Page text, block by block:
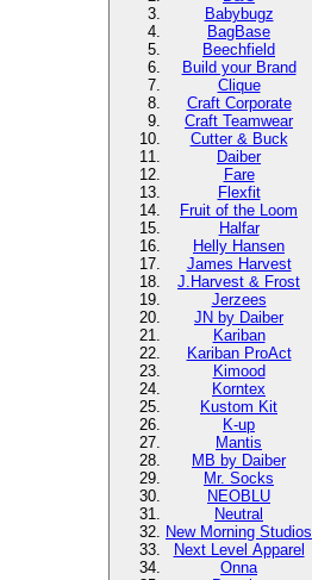
Babybugz
BagBase
Beechfield
Build your Brand
Clique
Craft Corporate
Craft Teamwear
Cutter & Buck
Daiber
Fare
Flexfit
Fruit of the Loom
Halfar
Helly Hansen
James Harvest
J.Harvest & Frost
Jerzees
JN by Daiber
Kariban
Kariban ProAct
Kimood
Korntex
Kustom Kit
K-up
Mantis
MB by Daiber
Mr. Socks
NEOBLU
Neutral
New Morning Studios
Next Level Apparel
Onna